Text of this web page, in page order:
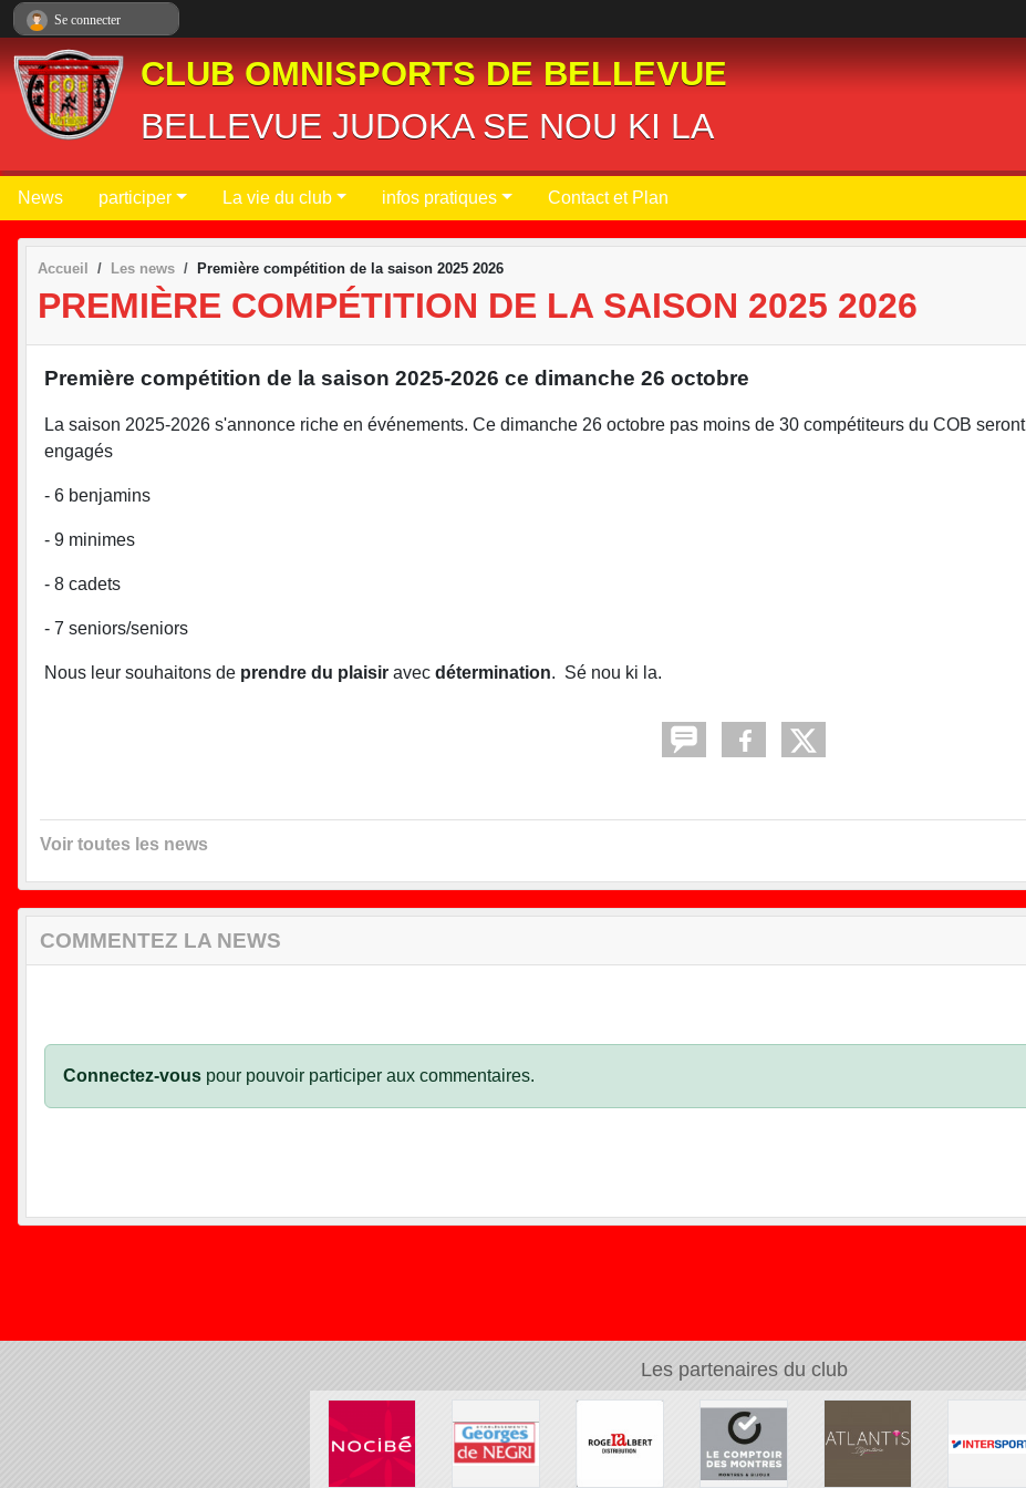
CLUB OMNISPORTS DE BELLEVUE
BELLEVUE JUDOKA SE NOU KI LA
News participer La vie du club infos pratiques Contact et Plan
Accueil Les news Première compétition de la saison 2025 2026
PREMIÈRE COMPÉTITION DE LA SAISON 2025 2026
Première compétition de la saison 2025-2026 ce dimanche 26 octobre
La saison 2025-2026 s'annonce riche en événements. Ce dimanche 26 octobre pas moins de 30 compétiteurs du COB seront
engagés
- 6 benjamins
- 9 minimes
- 8 cadets
- 7 seniors/seniors
Nous leur souhaitons de prendre du plaisir avec détermination. Sé nou ki la.
Voir toutes les news
COMMENTEZ LA NEWS
Connectez-vous pour pouvoir participer aux commentaires.
Les partenaires du club
Se connecter
Panneau de gestion des cookies